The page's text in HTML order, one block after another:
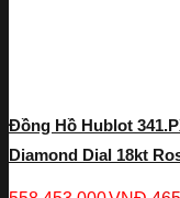
Đồng Hồ Hublot
Diamond Dial 18kt